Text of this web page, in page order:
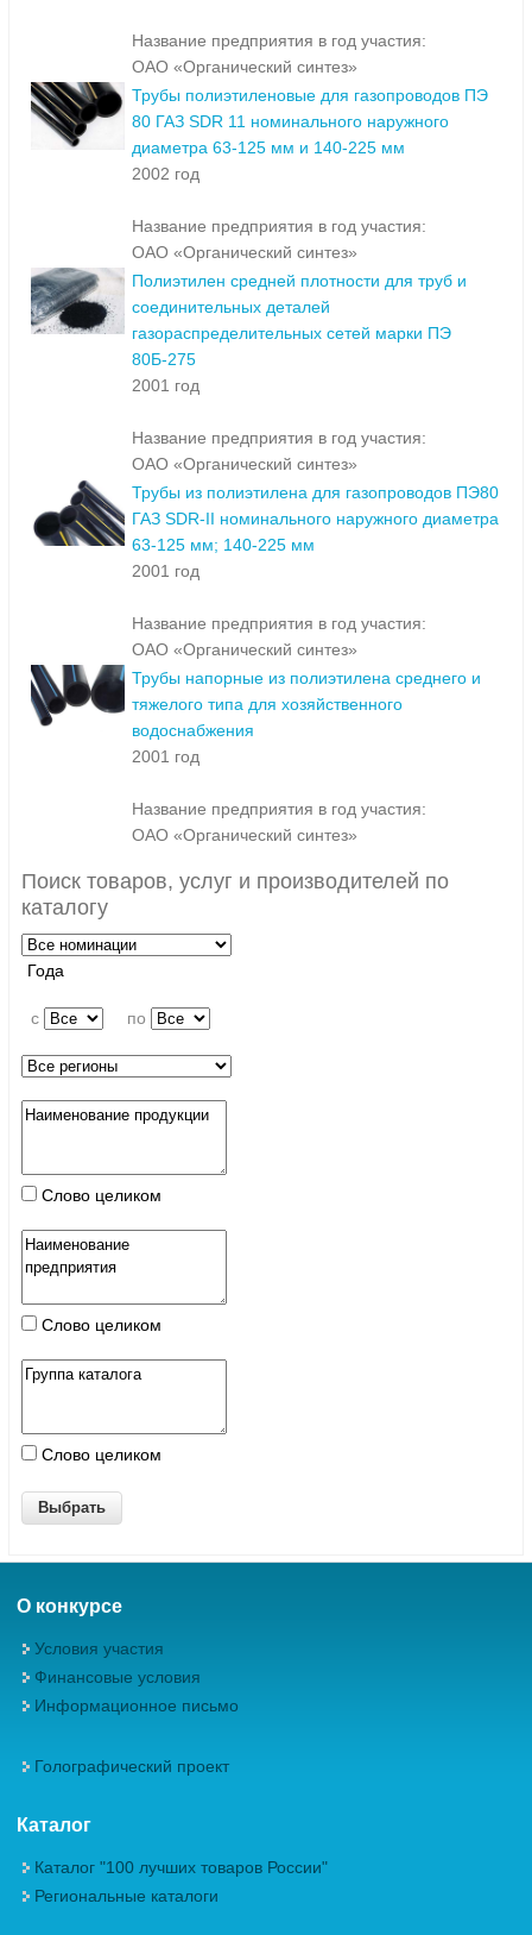
Название предприятия в год участия:
ОАО «Органический синтез»
Трубы полиэтиленовые для газопроводов ПЭ
80 ГАЗ SDR 11 номинального наружного
диаметра 63-125 мм и 140-225 мм
2002 год
Название предприятия в год участия:
ОАО «Органический синтез»
Полиэтилен средней плотности для труб и
соединительных деталей
газораспределительных сетей марки ПЭ
80Б-275
2001 год
Название предприятия в год участия:
ОАО «Органический синтез»
Трубы из полиэтилена для газопроводов ПЭ80
ГАЗ SDR-II номинального наружного диаметра
63-125 мм; 140-225 мм
2001 год
Название предприятия в год участия:
ОАО «Органический синтез»
Трубы напорные из полиэтилена среднего и
тяжелого типа для хозяйственного
водоснабжения
2001 год
Название предприятия в год участия:
ОАО «Органический синтез»
Поиск товаров, услуг и производителей по
каталогу
Года
c по
Слово целиком
Слово целиком
Слово целиком
О конкурсе
Условия участия
Финансовые условия
Информационное письмо
Голографический проект
Каталог
Каталог "100 лучших товаров России"
Региональные каталоги